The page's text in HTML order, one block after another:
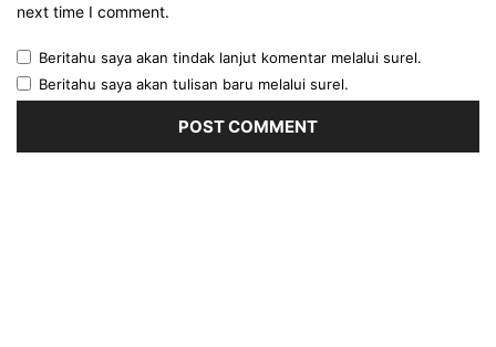
next time I comment.
Beritahu saya akan tindak lanjut komentar melalui surel.
Beritahu saya akan tulisan baru melalui surel.